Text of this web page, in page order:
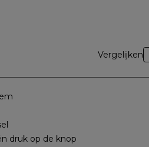
Vergelijken
druk op de knop